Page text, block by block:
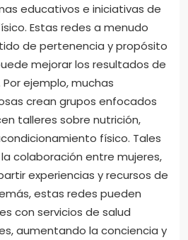
educativos e iniciativas de
Estas redes a menudo
de pertenencia y propósito
mejorar los resultados de
ejemplo, muchas
crean grupos enfocados
talleres sobre nutrición,
físico. Tales
colaboración entre mujeres,
experiencias y recursos de
estas redes pueden
con servicios de salud
aumentando la conciencia y